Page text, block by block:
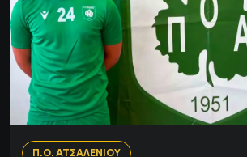
Π.Ο. ΑΤΣΑΛΕΝΙΟΥ